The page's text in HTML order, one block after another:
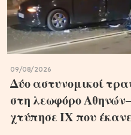
09/08/2026
Δύο αστυνομικοί
στη λεωφόρο
χτύπησε ΙΧ που